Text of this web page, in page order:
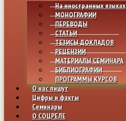
На иностранных языках
МОНОГРАФИИ
ПЕРЕВОДЫ
СТАТЬИ
ТЕЗИСЫ ДОКЛАДОВ
РЕЦЕНЗИИ
МАТЕРИАЛЫ СЕМИНАРА
БИБЛИОГРАФИИ
ПРОГРАММЫ КУРСОВ
О нас пишут
Цифры и факты
Семинары
О СОЦРЕЛЕ